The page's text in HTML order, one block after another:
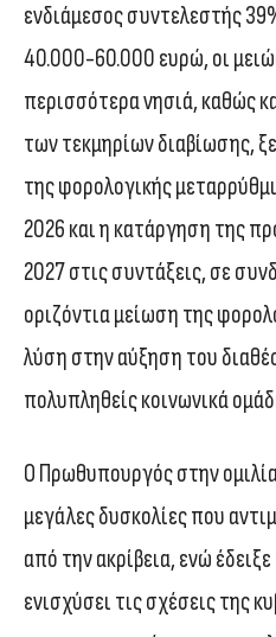
ενδιάμεσος συντελεστής
40.000-60.000 ευρώ, οι
περισσότερα νησιά, καθώς
των τεκμηρίων διαβίωσης,
της φορολογικής
2026 και η κατάργηση της
2027 στις συντάξεις, σε
οριζόντια μείωση της
λύση στην αύξηση του
πολυπληθείς κοινωνικά
Ο Πρωθυπουργός στην
μεγάλες δυσκολίες που
από την ακρίβεια, ενώ
ενισχύσει τις σχέσεις της